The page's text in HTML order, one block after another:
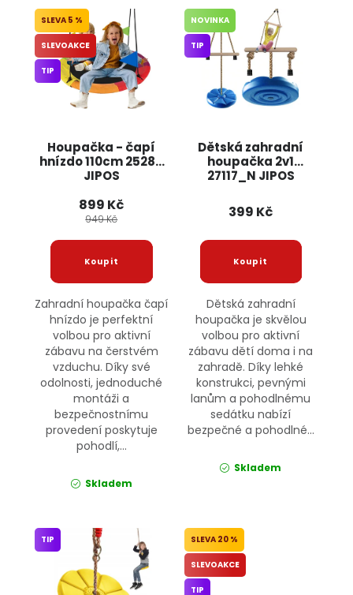
Houpačka - čapí
hnízdo 110cm 25284
JIPOS
5 %
SLEVOAKCE
TIP
899 Kč
949 Kč
Zahradní houpačka čapí
hnízdo je perfektní
volbou pro aktivní
zábavu na čerstvém
vzduchu. Díky své
odolnosti, jednoduché
montáži a
bezpečnostnímu
provedení poskytuje
pohodlí,...
Skladem
Dětská zahradní
houpačka 2v1
27117_N JIPOS
NOVINKA
TIP
399 Kč
Dětská zahradní
houpačka je skvělou
volbou pro aktivní
zábavu dětí doma i na
zahradě. Díky lehké
konstrukci, pevnými
lanům a pohodlnému
sedátku nabízí
bezpečné a pohodlné...
Skladem
TIP 20 %
SLEVOAKCE
TIP